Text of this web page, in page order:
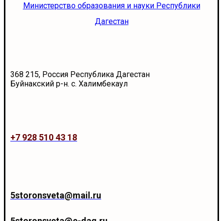
Министерство образования и науки Республики
Дагестан
368 215, Россия Республика Дагестан
Буйнакский р-н. с. Халимбекаул
+7 928 510 43 18
5storonsveta@mail.ru